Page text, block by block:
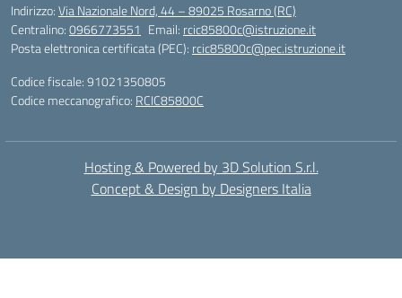
Indirizzo:Via Nazionale Nord, 44 – 89025 Rosarno (RC)
Centralino:0966773551 Email: rcic85800c@istruzione.it
Posta elettronica certificata (PEC): rcic85800c@pec.istruzione.it
Codice fiscale: 91021350805
Codice meccanografico: RCIC85800C
Hosting & Powered by 3D Solution S.r.l.
Concept & Design by Designers Italia